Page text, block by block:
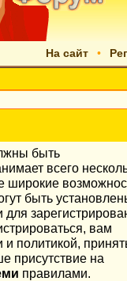
На сайт •
быть
всего
широкие
быть
вам
и политикой,
присутствие на
правилами.